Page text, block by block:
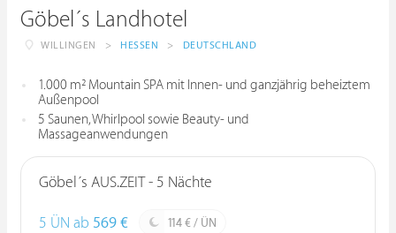
Göbel´s Landhotel
WILLINGEN > HESSEN > DEUTSCHLAND
1.000 m² Mountain SPA mit Innen- und ganzjährig beheiztem
Außenpool
5 Saunen, Whirlpool sowie Beauty- und
Massageanwendungen
Göbel´s AUS.ZEIT - 5 Nächte
5 ÜN ab 569 € 114 € / ÜN